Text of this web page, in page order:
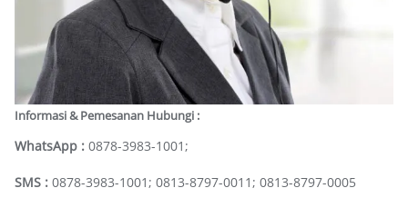
Informasi & Pemesanan Hubungi :
WhatsApp : 0878-3983-1001;
SMS : 0878-3983-1001; 0813-8797-0011; 0813-8797-0005